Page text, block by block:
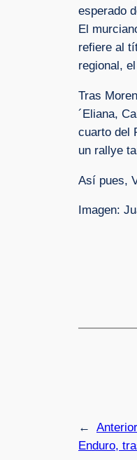
esperado
El
refiere al
regional,
Tras
´Eliana,
cuarto del
un rallye
Así pues,
Imagen:
←
Enduro,